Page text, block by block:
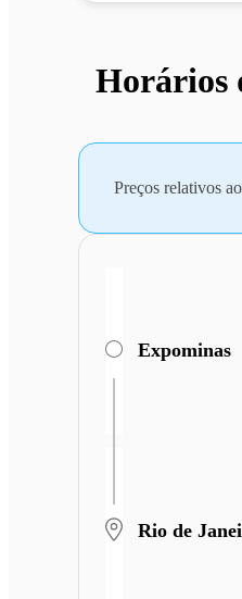
Horários
Preços relativos
Expominas
Rio de